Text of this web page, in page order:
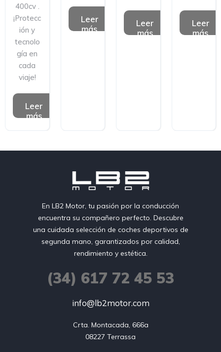
400cv .
¡Protecc
ión y
tecnolo
gía en
cada
viaje!
Leer
más
Leer
más
Leer
más
Leer
más
En LB2 Motor, tu pasión por la conducción
encuentra su compañero perfecto. Descubre
una cuidada selección de coches deportivos de
segunda mano, garantizados por calidad,
rendimiento y estética.
(34) 617 72 45 53
info@lb2motor.com
Crta. Montacada, 666a
08227 Terrassa